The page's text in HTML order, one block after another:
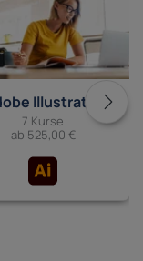
Illustrator
7 Kurse
ab 525,00 €